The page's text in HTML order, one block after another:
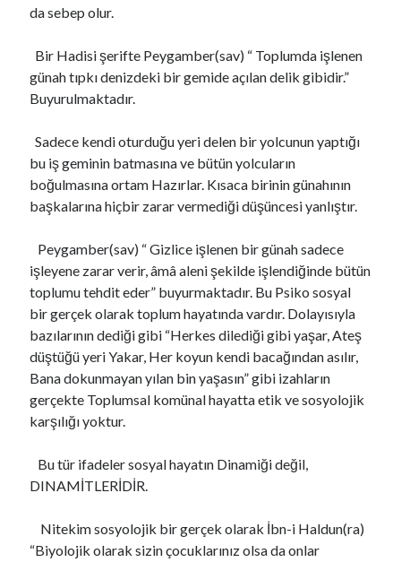
da sebep olur.
Bir Hadisi şerifte Peygamber(sav) “ Toplumda işlenen
günah tıpkı denizdeki bir gemide açılan delik gibidir.”
Buyurulmaktadır.
Sadece kendi oturduğu yeri delen bir yolcunun yaptığı
bu iş geminin batmasına ve bütün yolcuların
boğulmasına ortam Hazırlar. Kısaca birinin günahının
başkalarına hiçbir zarar vermediği düşüncesi yanlıştır.
Peygamber(sav) “ Gizlice işlenen bir günah sadece
işleyene zarar verir, âmâ aleni şekilde işlendiğinde bütün
toplumu tehdit eder” buyurmaktadır. Bu Psiko sosyal
bir gerçek olarak toplum hayatında vardır. Dolayısıyla
bazılarının dediği gibi “Herkes dilediği gibi yaşar, Ateş
düştüğü yeri Yakar, Her koyun kendi bacağından asılır,
Bana dokunmayan yılan bin yaşasın” gibi izahların
gerçekte Toplumsal komünal hayatta etik ve sosyolojik
karşılığı yoktur.
Bu tür ifadeler sosyal hayatın Dinamiği değil,
DINAMİTLERİDİR.
Nitekim sosyolojik bir gerçek olarak İbn-i Haldun(ra)
“Biyolojik olarak sizin çocuklarınız olsa da onlar